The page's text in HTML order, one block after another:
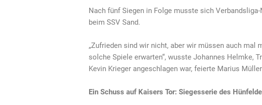
Nach fünf Siegen in Folge musste sich
beim SSV Sand.
„Zufrieden sind wir nicht, aber wir müssen auch mal
solche Spiele erwarten“, wusste Johannes Helmke,
Kevin Krieger angeschlagen war, feierte Marius
Ein Schuss auf Kaisers Tor: Siegesserie des